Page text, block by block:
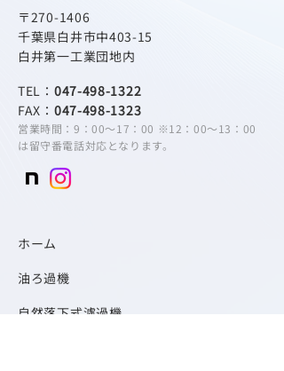
〒270-1406
千葉県白井市中403-15
白井第一工業団地内
TEL： 047-498-1322
FAX： 047-498-1323
営業時間：9：00～17：00 ※12：00～13：00
は留守番電話対応となります。
​ホーム
油ろ過機
自然落下式濾過機